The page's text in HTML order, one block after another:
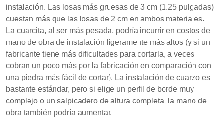
instalación. Las losas más gruesas de 3 cm (1.25 pulgadas)
cuestan más que las losas de 2 cm en ambos materiales.
La cuarcita, al ser más pesada, podría incurrir en costos de
mano de obra de instalación ligeramente más altos (y si un
fabricante tiene más dificultades para cortarla, a veces
cobran un poco más por la fabricación en comparación con
una piedra más fácil de cortar). La instalación de cuarzo es
bastante estándar, pero si elige un perfil de borde muy
complejo o un salpicadero de altura completa, la mano de
obra también podría aumentar.